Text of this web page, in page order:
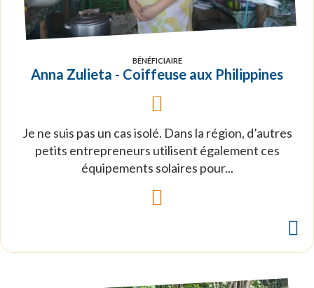
BÉNÉFICIAIRE
Anna Zulieta - Coiffeuse aux Philippines
Je ne suis pas un cas isolé. Dans la région, d’autres
petits entrepreneurs utilisent également ces
équipements solaires pour...